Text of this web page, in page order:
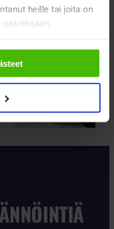
heille tai joita on